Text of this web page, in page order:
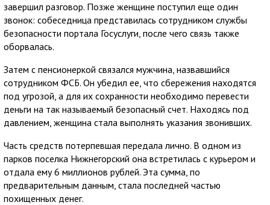
завершил разговор. Позже женщине поступил еще один
звонок: собеседница представилась сотрудником службы
безопасности портала Госуслуги, после чего связь также
оборвалась.
Затем с пенсионеркой связался мужчина, назвавшийся
сотрудником ФСБ. Он убедил ее, что сбережения находятся
под угрозой, а для их сохранности необходимо перевести
деньги на так называемый безопасный счет. Находясь под
давлением, женщина стала выполнять указания звонивших.
Часть средств потерпевшая передала лично. В одном из
парков поселка Нижнегорский она встретилась с курьером и
отдала ему 6 миллионов рублей. Эта сумма, по
предварительным данным, стала последней частью
похищенных денег.